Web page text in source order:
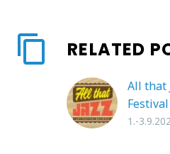
RELATED
All that
Festival
Sa
1.-